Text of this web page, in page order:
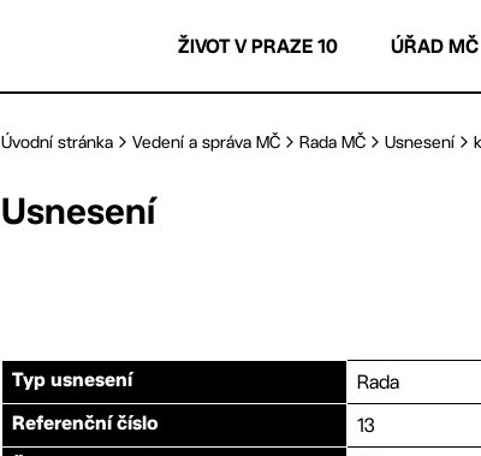
ŽIVOT V PRAZE 10 ÚŘAD MČ
Úvodní stránka Vedení a správa MČ Rada MČ Usnesení
Usnesení
Typ usnesení Rada
Referenční číslo 13